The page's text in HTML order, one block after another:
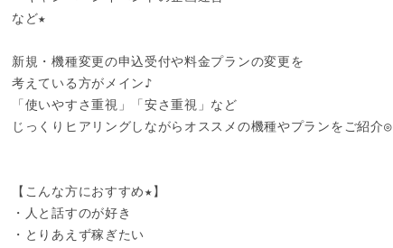
など★
新規・機種変更の申込受付や料金プランの変更を
考えている方がメイン♪
「使いやすさ重視」「安さ重視」など
じっくりヒアリングしながらオススメの機種やプランをご紹介◎
【こんな方におすすめ★】
・人と話すのが好き
・とりあえず稼ぎたい